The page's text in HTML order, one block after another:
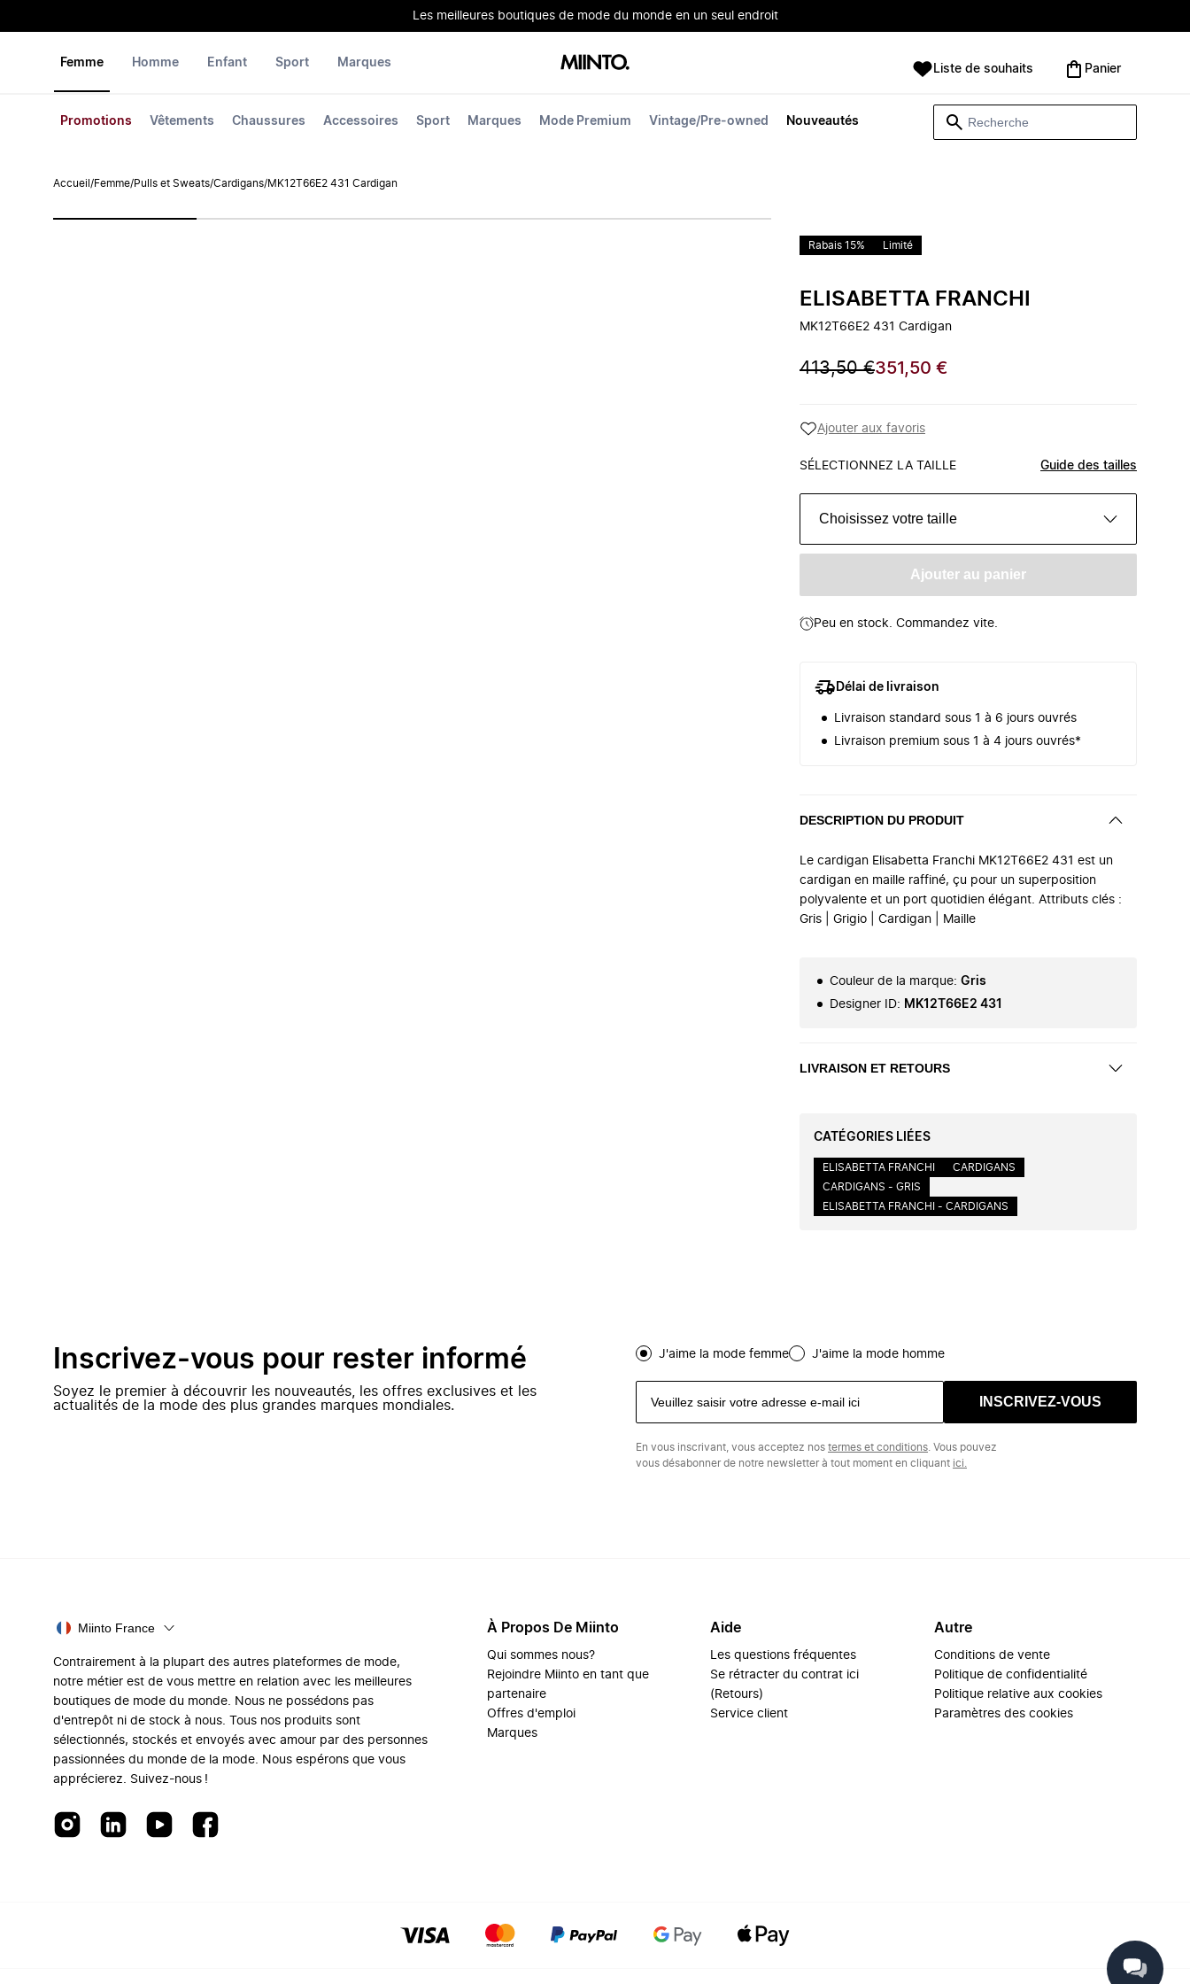
Les meilleures boutiques de mode du monde en un seul endroit
Femme
Promotions Vêtements Chaussures Accessoires Sport Marques Mode Premium Vintage/Pre-owned Nouveautés
Homme Enfant Sport Marques Liste de souhaits Panier
Accueil /Femme/Pulls et Sweats/Cardigans/MK12T66E2 431 Cardigan
Rabais 15% Limité
ELISABETTA FRANCHI
MK12T66E2 431 Cardigan
413,50 €351,50 €
Ajouter aux favoris
SÉLECTIONNEZ LA TAILLE Guide des tailles
Choisissez votre taille
Ajouter au panier
Peu en stock. Commandez vite.
Délai de livraison
Livraison standard sous 1 à 6 jours ouvrés
Livraison premium sous 1 à 4 jours ouvrés*
DESCRIPTION DU PRODUIT
Le cardigan Elisabetta Franchi MK12T66E2 431 est un
cardigan en maille raffiné, çu pour un superposition
polyvalente et un port quotidien élégant. Attributs clés :
Gris | Grigio | Cardigan | Maille
Couleur de la marque: Gris
Designer ID: MK12T66E2 431
LIVRAISON ET RETOURS
CATÉGORIES LIÉES
ELISABETTA FRANCHI
CARDIGANS
CARDIGANS - GRIS
ELISABETTA FRANCHI - CARDIGANS
Inscrivez-vous pour rester informé
Soyez le premier à découvrir les nouveautés, les offres exclusives et les
actualités de la mode des plus grandes marques mondiales.
J'aime la mode femme J'aime la mode homme
INSCRIVEZ-VOUS
En vous inscrivant, vous acceptez nos termes et conditions . Vous pouvez
vous désabonner de notre newsletter à tout moment en cliquant ici.
Miinto France
Contrairement à la plupart des autres plateformes de mode,
notre métier est de vous mettre en relation avec les meilleures
boutiques de mode du monde. Nous ne possédons pas
d'entrepôt ni de stock à nous. Tous nos produits sont
sélectionnés, stockés et envoyés avec amour par des personnes
passionnées du monde de la mode. Nous espérons que vous
apprécierez. Suivez-nous !
À Propos De Miinto
Qui sommes nous?
Rejoindre Miinto en tant que
partenaire
Offres d'emploi
Marques
Aide
Les questions fréquentes
Se rétracter du contrat ici
(Retours)
Service client
Autre
Conditions de vente
Politique de confidentialité
Politique relative aux cookies
Paramètres des cookies